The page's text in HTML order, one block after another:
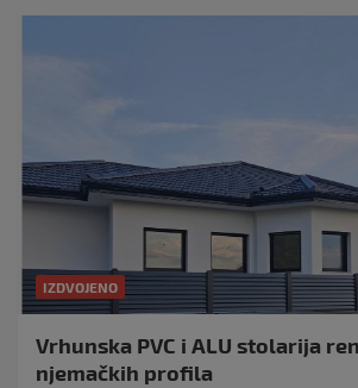
IZDVOJENO
Vrhunska PVC i ALU stolarija
njemačkih profila